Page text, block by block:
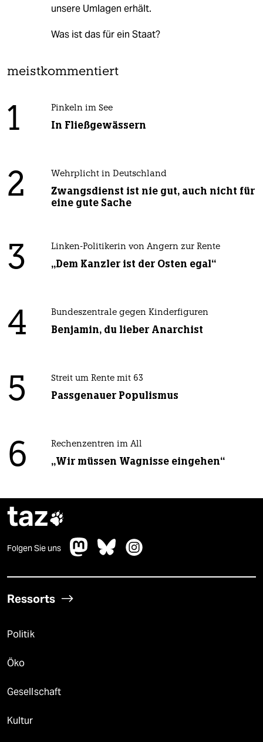
unsere Umlagen erhält.
Was ist das für ein Staat?
meistkommentiert
1 Pinkeln im See
In Fließgewässern
2 Wehrplicht in Deutschland
Zwangsdienst ist nie gut, auch nicht für
eine gute Sache
3 Linken-Politikerin von Angern zur Rente
„Dem Kanzler ist der Osten egal“
4 Bundeszentrale gegen Kinderfiguren
Benjamin, du lieber Anarchist
5 Streit um Rente mit 63
Passgenauer Populismus
6 Rechenzentren im All
„Wir müssen Wagnisse eingehen“
taz
Folgen Sie uns
Ressorts
Politik
Öko
Gesellschaft
Kultur